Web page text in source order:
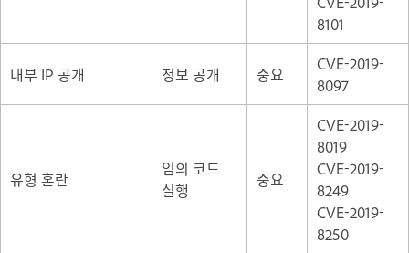
8101
내부 IP 공개 정보 공개 중요
CVE-2019-
8097
유형 혼란
임의 코드
실행
중요
CVE-2019-
8019
CVE-2019-
8249
CVE-2019-
8250